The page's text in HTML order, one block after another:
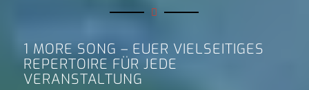
1 MORE SONG – EUER VIELSEITIGES
REPERTOIRE FÜR JEDE
VERANSTALTUNG